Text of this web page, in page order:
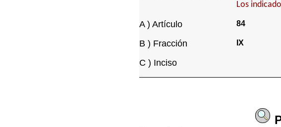
Los
A ) Artículo 84
B ) Fracción IX
C ) Inciso